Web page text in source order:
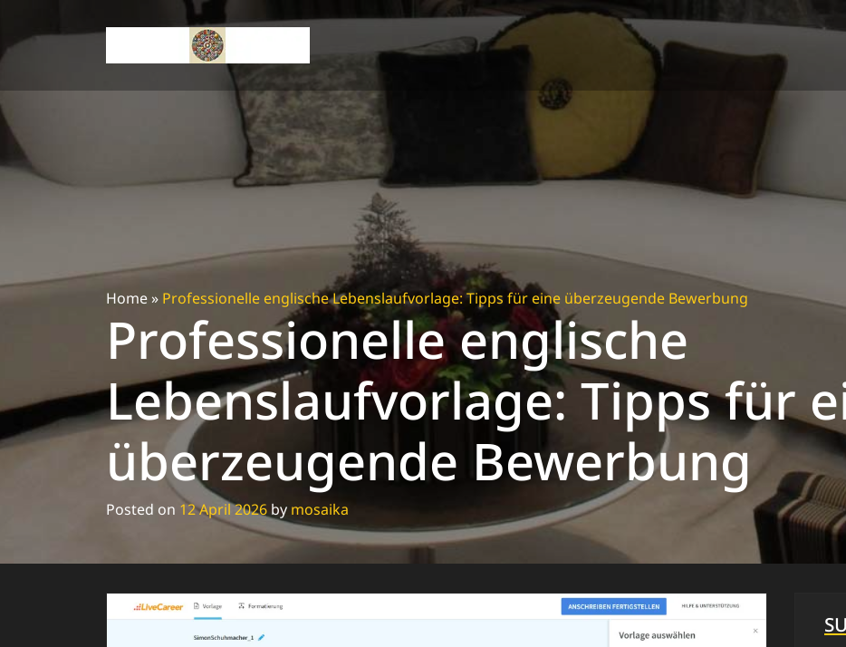
content
Home» Professionelle englische Lebenslaufvorlage: Tipps für eine überzeugende Bewerbung
Professionelle englische
Lebenslaufvorlage: Tipps für
überzeugende Bewerbung
Posted on 12 April 2026 by mosaika